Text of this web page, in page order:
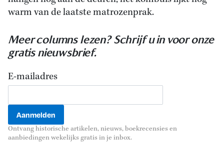
warm van de laatste matrozenprak.
Meer columns lezen? Schrijf u in voor onze
gratis nieuwsbrief.
E-mailadres
Ontvang historische artikelen, nieuws, boekrecensies en
aanbiedingen wekelijks gratis in je inbox.